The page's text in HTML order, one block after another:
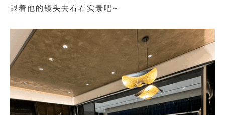
跟着他的镜头去看看实景吧~